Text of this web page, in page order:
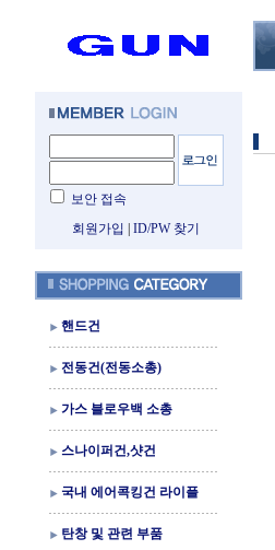
보안 접속
회원가입
ID/PW 찾기
핸드건
전동건(전동소총)
가스 블로우백 소총
스나이퍼건,샷건
국내 에어콕킹건 라이플
탄창 및 관련 부품